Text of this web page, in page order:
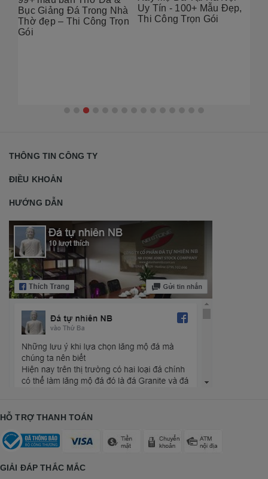
Uy Tín - 100+ Mẫu Đẹp,
Thi Công Trọn Gói
Địa chỉ thiết Kế Mộ Đá
Tại Hà Nội – 100+ Mẫu
THÔNG TIN CÔNG TY
ĐIỀU KHOẢN
HƯỚNG DẪN
HỖ TRỢ THANH TOÁN
GIẢI ĐÁP THẮC MẮC